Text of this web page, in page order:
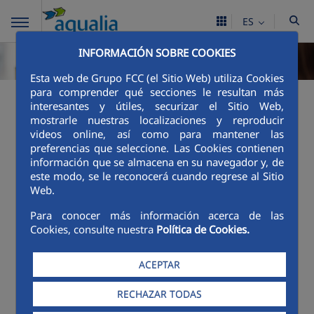
INFORMACIÓN SOBRE COOKIES
Esta web de Grupo FCC (el Sitio Web) utiliza Cookies
para comprender qué secciones le resultan más
interesantes y útiles, securizar el Sitio Web,
mostrarle nuestras localizaciones y reproducir
videos online, así como para mantener las
preferencias que seleccione. Las Cookies contienen
información que se almacena en su navegador y, de
este modo, se le reconocerá cuando regrese al Sitio
Web.
Para conocer más información acerca de las
Cookies, consulte nuestra Política de Cookies.
ACEPTAR
RECHAZAR TODAS
ES
¿Qué pago en mi
factura?
Tarifas y reglamentos
TARIFAS ALCANTARILLADO
Alboraya TAMER 2023.pdf
Precio medio del agua potable